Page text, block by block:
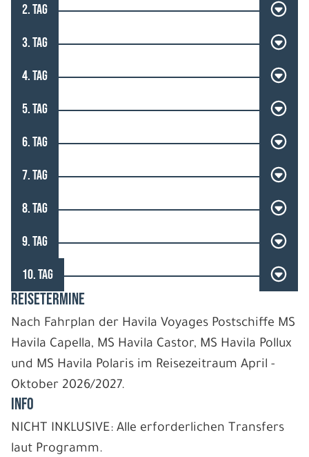
2. TAG
3. TAG
4. TAG
5. TAG
6. TAG
7. TAG
8. TAG
9. TAG
10. TAG
REISETERMINE
Nach Fahrplan der Havila Voyages Postschiffe MS
Havila Capella, MS Havila Castor, MS Havila Pollux
und MS Havila Polaris im Reisezeitraum April -
Oktober 2026/2027.
INFO
NICHT INKLUSIVE: Alle erforderlichen Transfers
laut Programm.